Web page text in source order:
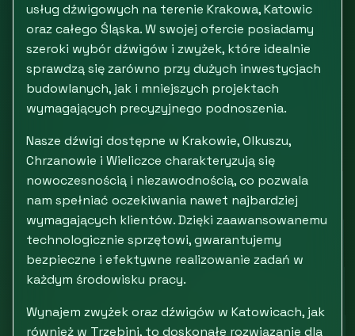
usług dźwigowych na terenie Krakowa, Katowic
oraz całego Śląska. W swojej ofercie posiadamy
szeroki wybór dźwigów i zwyżek, które idealnie
sprawdzą się zarówno przy dużych inwestycjach
budowlanych, jak i mniejszych projektach
wymagających precyzyjnego podnoszenia.
Nasze dźwigi dostępne w Krakowie, Olkuszu,
Chrzanowie i Wieliczce charakteryzują się
nowoczesnością i niezawodnością, co pozwala
nam spełniać oczekiwania nawet najbardziej
wymagających klientów. Dzięki zaawansowanemu
technologicznie sprzętowi, gwarantujemy
bezpieczne i efektywne realizowanie zadań w
każdym środowisku pracy.
Wynajem zwyżek oraz dźwigów w Katowicach, jak
również w Trzebini, to doskonałe rozwiązanie dla